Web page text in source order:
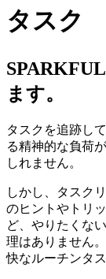
タスク
ます。
タスクを追跡し
る精神的な負荷
しれません。
しかし、タスク
のヒントやトリ
ど、やりたくな
理はありません
快なルーチンタ